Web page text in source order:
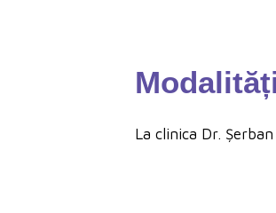
La clinica Dr.